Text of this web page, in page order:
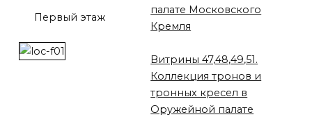
Первый этаж
палате Московского
Кремля
Витрины 47,48,49,51.
Коллекция тронов и
тронных кресел в
Оружейной палате